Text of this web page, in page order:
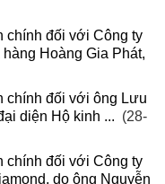
chính đối với Công ty
Hoàng Gia Phát,
chính đối với ông Lưu
diện Hộ kinh ... (28-
chính đối với Công ty
do ông Nguyễn